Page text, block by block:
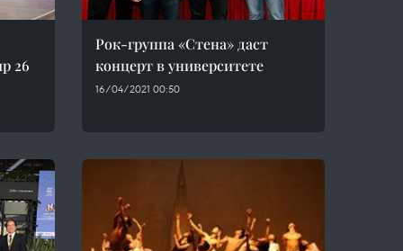
26
Рок-группа «Стена» даст
концерт в университете
16/04/2021 00:50